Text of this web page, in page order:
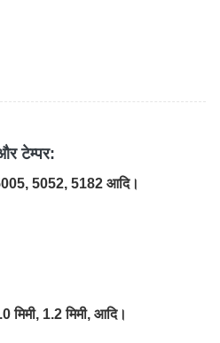
टेम्पर:
5052, 5182 आदि।
मिमी, 1.2 मिमी, आदि।